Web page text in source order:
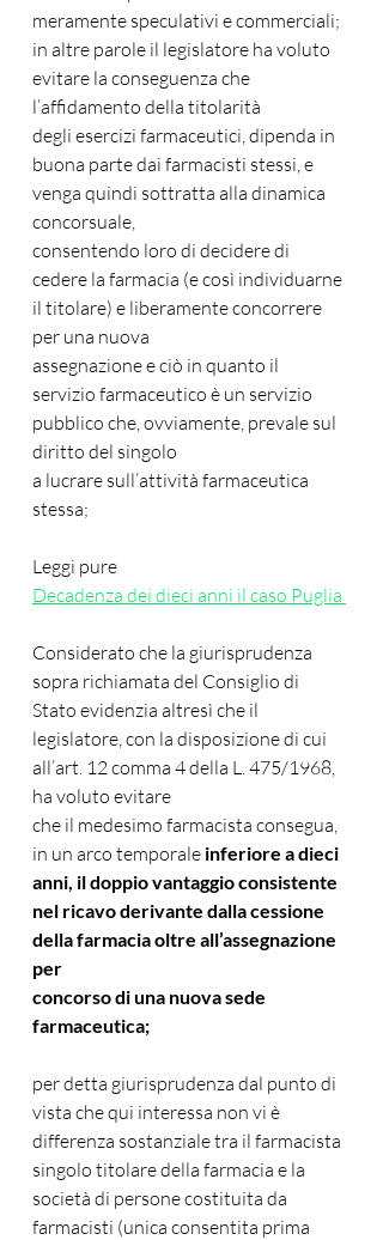
meramente speculativi e commerciali;
in altre parole il legislatore ha voluto
evitare la conseguenza che
l’affidamento della titolarità
degli esercizi farmaceutici, dipenda in
buona parte dai farmacisti stessi, e
venga quindi sottratta alla dinamica
concorsuale,
consentendo loro di decidere di
cedere la farmacia (e così individuarne
il titolare) e liberamente concorrere
per una nuova
assegnazione e ciò in quanto il
servizio farmaceutico è un servizio
pubblico che, ovviamente, prevale sul
diritto del singolo
a lucrare sull’attività farmaceutica
stessa;
Leggi pure
Decadenza dei dieci anni il caso Puglia
Considerato che la giurisprudenza
sopra richiamata del Consiglio di
Stato evidenzia altresì che il
legislatore, con la disposizione di cui
all’art. 12 comma 4 della L. 475/1968,
ha voluto evitare
che il medesimo farmacista consegua,
in un arco temporale inferiore a dieci
anni, il doppio vantaggio consistente
nel ricavo derivante dalla cessione
della farmacia oltre all’assegnazione
per
concorso di una nuova sede
farmaceutica;
per detta giurisprudenza dal punto di
vista che qui interessa non vi è
differenza sostanziale tra il farmacista
singolo titolare della farmacia e la
società di persone costituita da
farmacisti (unica consentita prima